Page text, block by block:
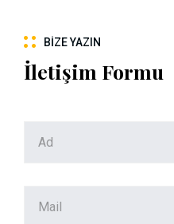
BIZE YAZIN
İletişim Formu